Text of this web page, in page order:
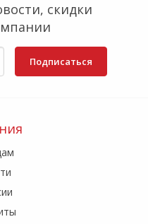
скидки
Подписаться